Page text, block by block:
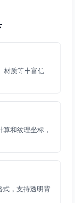
材质等丰富信
和纹理坐标，
式，支持透明背